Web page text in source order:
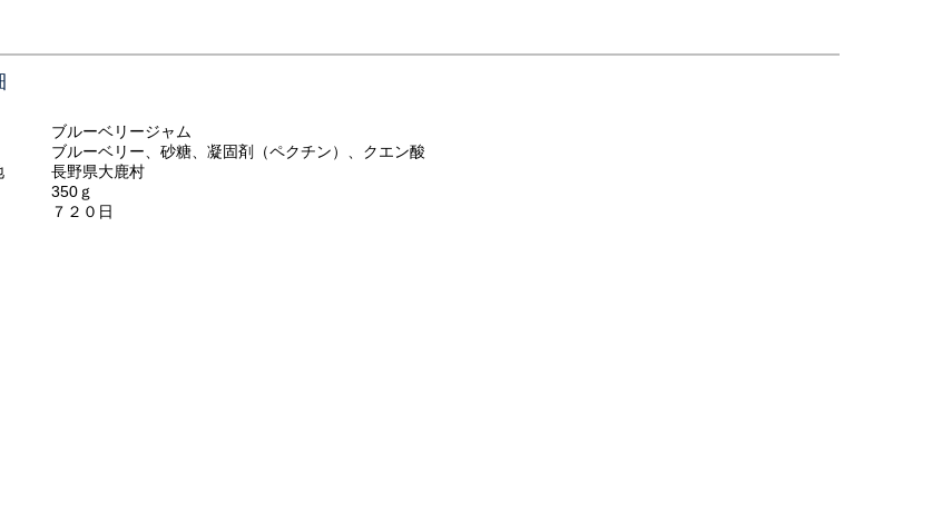
ーベリージャム
ルーベリー、砂糖、凝固剤（ペクチン）、クエン酸
地 長野県大鹿村
350ｇ
７２０日